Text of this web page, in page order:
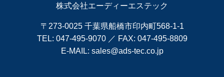
株式会社エーディーエステック
〒273-0025 千葉県船橋市印内町568-1-1
TEL: 047-495-9070／ FAX: 047-495-8809
E-MAIL: sales@ads-tec.co.jp